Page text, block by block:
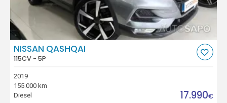
NISSAN QASHQAI
115CV - 5P
2019
155.000 km
Diesel
17.990€